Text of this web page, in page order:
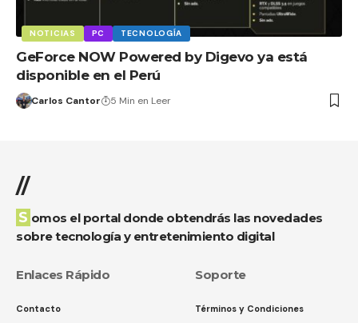
NOTICIAS PC TECNOLOGÍA
GeForce NOW Powered by Digevo ya está
disponible en el Perú
Carlos Cantor 5 Min en Leer
//
Somos el portal donde obtendrás las novedades
sobre tecnología y entretenimiento digital
Enlaces Rápido
Contacto
Soporte
Términos y Condiciones